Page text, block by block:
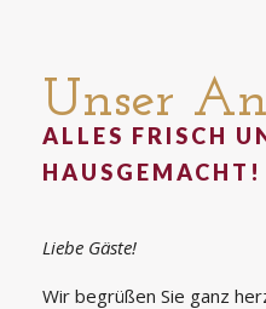
Unser
ALLES FRISCH
HAUSGEMACHT!
Liebe Gäste!
Wir begrüßen Sie ganz